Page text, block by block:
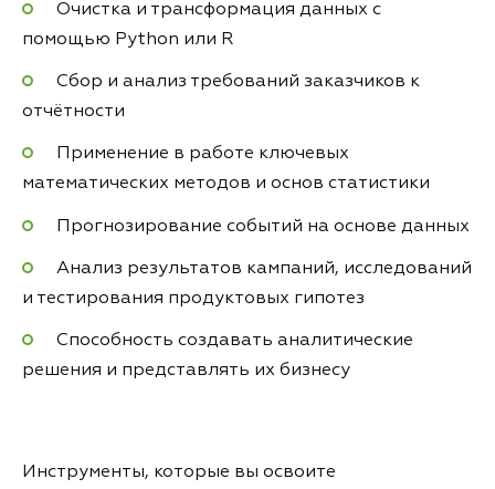
Очистка и трансформация данных с
помощью Python или R
Сбор и анализ требований заказчиков к
отчётности
Применение в работе ключевых
математических методов и основ статистики
Прогнозирование событий на основе данных
Анализ результатов кампаний, исследований
и тестирования продуктовых гипотез
Способность создавать аналитические
решения и представлять их бизнесу
Инструменты, которые вы освоите